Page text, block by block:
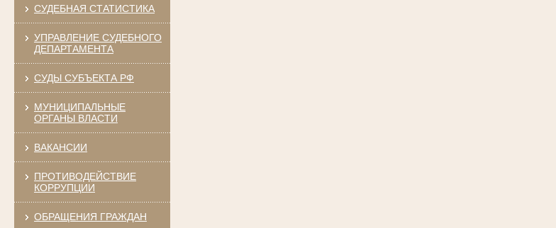
СУДЕБНАЯ СТАТИСТИКА
УПРАВЛЕНИЕ СУДЕБНОГО
ДЕПАРТАМЕНТА
СУДЫ СУБЪЕКТА РФ
МУНИЦИПАЛЬНЫЕ
ОРГАНЫ ВЛАСТИ
ВАКАНСИИ
ПРОТИВОДЕЙСТВИЕ
КОРРУПЦИИ
ОБРАЩЕНИЯ ГРАЖДАН